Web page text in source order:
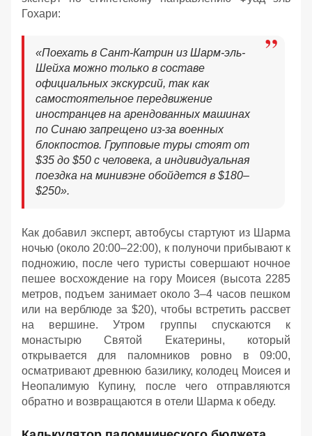
Гохари:
«Поехать в Сант-Катрин из Шарм-эль-
Шейха можно только в составе
официальных экскурсий, так как
самостоятельное передвижение
иностранцев на арендованных машинах
по Синаю запрещено из-за военных
блокпостов. Групповые туры стоят от
$35 до $50 с человека, а индивидуальная
поездка на минивэне обойдется в $180–
$250».
Как добавил эксперт, автобусы стартуют из Шарма
ночью (около 20:00–22:00), к полуночи прибывают к
подножию, после чего туристы совершают ночное
пешее восхождение на гору Моисея (высота 2285
метров, подъем занимает около 3–4 часов пешком
или на верблюде за $20), чтобы встретить рассвет
на вершине. Утром группы спускаются к
монастырю Святой Екатерины, который
открывается для паломников ровно в 09:00,
осматривают древнюю базилику, колодец Моисея и
Неопалимую Купину, после чего отправляются
обратно и возвращаются в отели Шарма к обеду.